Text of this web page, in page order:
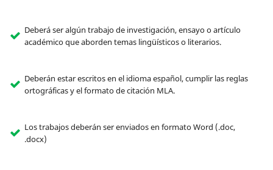
Deberá ser algún trabajo de investigación, ensayo o artículo
académico que aborden temas lingüísticos o literarios.
Deberán estar escritos en el idioma español, cumplir las reglas
ortográficas y el formato de citación MLA.
Los trabajos deberán ser enviados en formato Word (.doc,
.docx)